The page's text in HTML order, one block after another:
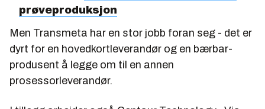
prøveproduksjon
Men Transmeta har en stor jobb foran seg - det er
dyrt for en hovedkortleverandør og en bærbar-
produsent å legge om til en annen
prosessorleverandør.